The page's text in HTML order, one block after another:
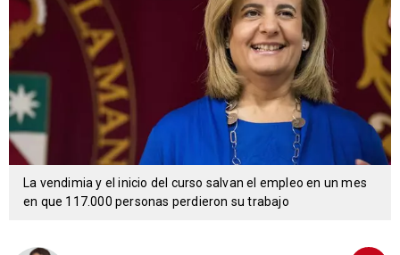
La vendimia y el inicio del curso salvan el empleo en un mes
en que 117.000 personas perdieron su trabajo